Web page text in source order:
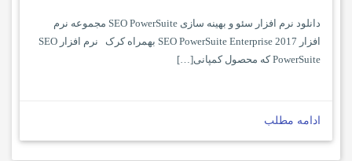
دانلود نرم افزار سئو و بهینه سازی SEO PowerSuite مجموعه نرم
افزار SEO PowerSuite Enterprise 2017 بهمراه کرک نرم افزار SEO
PowerSuite که محصول کمپانی[…]
ادامه مطلب